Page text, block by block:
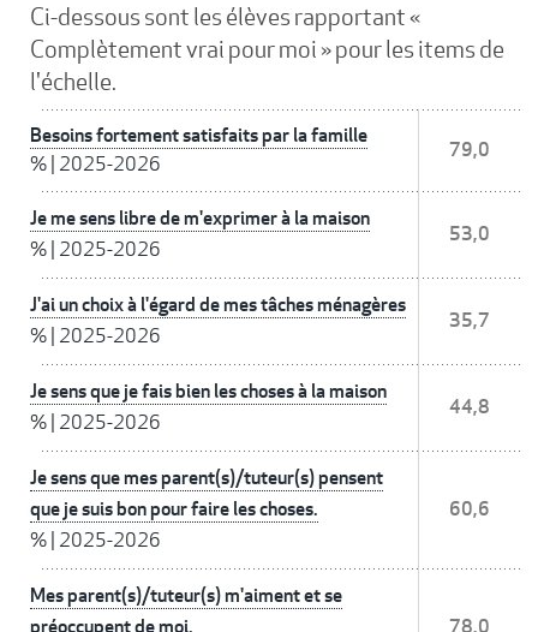
Ci-dessous sont les élèves rapportant «
Complètement vrai pour moi » pour les items de
l'échelle.
Besoins fortement satisfaits par la famille
% 2025-2026
79,0
Je me sens libre de m'exprimer à la maison
% 2025-2026
53,0
J'ai un choix à l'égard de mes tâches ménagères
% 2025-2026
35,7
Je sens que je fais bien les choses à la maison
% 2025-2026
44,8
Je sens que mes parent(s)/tuteur(s) pensent
que je suis bon pour faire les choses.
% 2025-2026
60,6
Mes parent(s)/tuteur(s) m'aiment et se
préoccupent de moi.
78,0